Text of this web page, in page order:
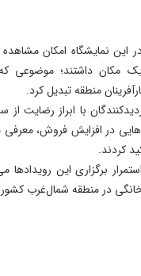
در این نمایشگاه امکان
مکان داشتند؛ موضوعی
منطقه تبدیل کرد.
با ابراز رضایت
در افزایش فروش، معرفی
کردند.
برگزاری این
در منطقه شمال‌غرب